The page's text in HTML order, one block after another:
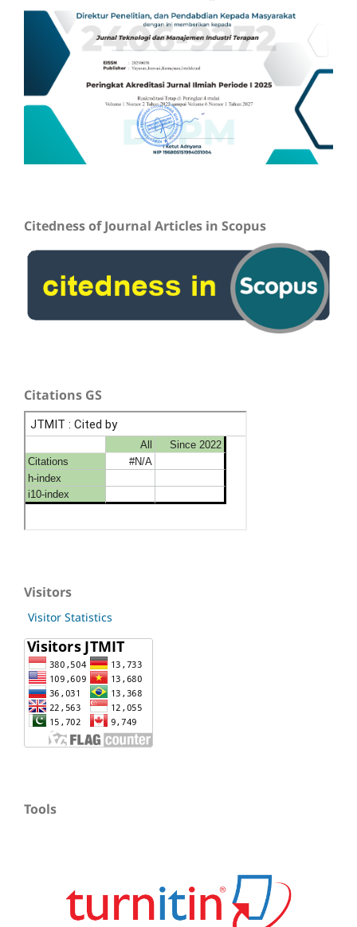
Citedness of Journal Articles in Scopus
Citations GS
Visitors
Visitor Statistics
Tools